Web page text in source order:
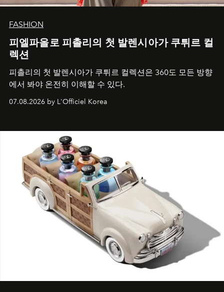
FASHION
피엘파올로 피촐리의 첫 발렌시아가 쿠튀르 컬
렉션
피촐리의 첫 발렌시아가 쿠튀르 컬렉션은 360도 모든 방향
에서 봐야 온전히 이해할 수 있다.
07.08.2026 by L'Officiel Korea